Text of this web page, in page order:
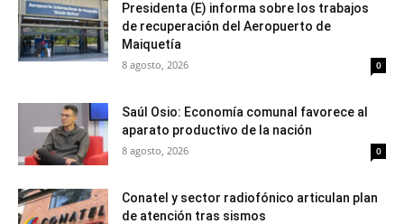
Presidenta (E) informa sobre los trabajos
de recuperación del Aeropuerto de
Maiquetía
8 agosto, 2026 0
Saúl Osio: Economía comunal favorece al
aparato productivo de la nación
8 agosto, 2026 0
Conatel y sector radiofónico articulan plan
de atención tras sismos